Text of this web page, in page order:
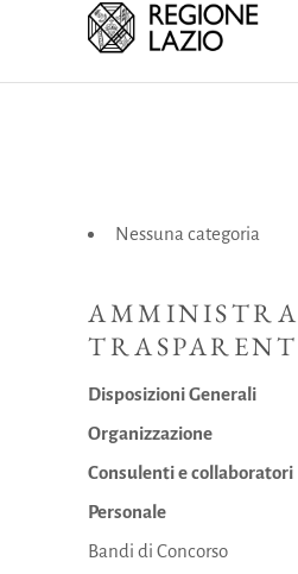
Nessuna categoria
Disposizioni Generali
Organizzazione
Consulenti e collaboratori
Personale
Bandi di Concorso